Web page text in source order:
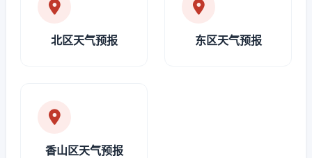
北区天气预报 东区天气预报
香山区天气预报